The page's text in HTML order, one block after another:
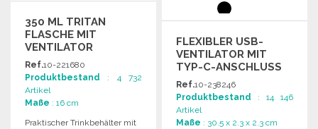
350 ML TRITAN
FLASCHE MIT
VENTILATOR
Ref.10-221680
Produktbestand : 4 732
Artikel
Maße : 16 cm
Praktischer Trinkbehälter mit
FLEXIBLER USB-
VENTILATOR MIT
TYP-C-ANSCHLUSS
Ref.10-238246
Produktbestand : 14 146
Artikel
Maße : 30.5 x 2.3 x 2.3 cm